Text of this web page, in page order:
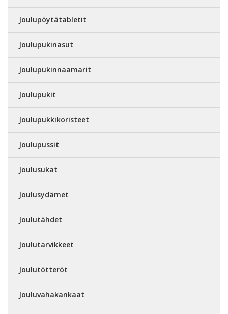
Joulupöytätabletit
Joulupukinasut
Joulupukinnaamarit
Joulupukit
Joulupukkikoristeet
Joulupussit
Joulusukat
Joulusydämet
Joulutähdet
Joulutarvikkeet
Joulutötteröt
Jouluvahakankaat